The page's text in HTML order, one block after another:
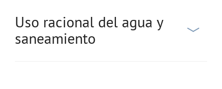
Uso racional del agua y
saneamiento